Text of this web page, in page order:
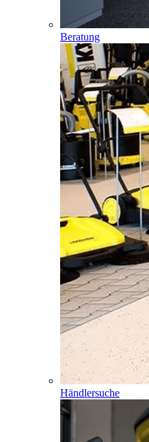
Beratung
Händlersuche